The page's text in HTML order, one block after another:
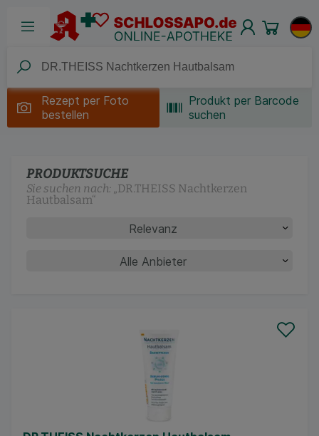
Rezept per Foto
bestellen
Produkt per Barcode
suchen
PRODUKTSUCHE
Sie suchen nach: „DR.THEISS Nachtkerzen
Hautbalsam“